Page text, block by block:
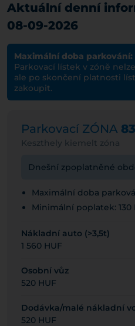
Aktuální denní
08-09-2026
Maximální doba parkování:
Parkovací lístek v zóně
ale po skončení platnosti
zakoupit.
Parkovací ZÓNA
Keszthely kiemelt zóna
Dnešní zpoplatněné
Maximální doba
Minimální poplatek: 130
Nákladní auto (>3,5t)
1 560 HUF
Osobní vůz
520 HUF
Dodávka/malé nákladní
520 HUF